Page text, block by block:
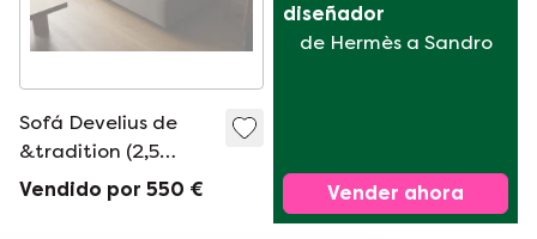
Sofá Develius de
&tradition (2,5
plazas)
Vendido por 550 €
diseñador
de Hermès a Sandro
Vender ahora